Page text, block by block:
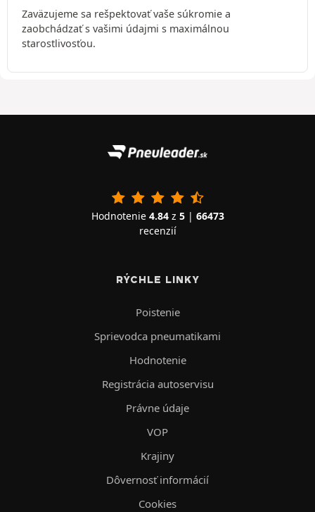
Zaväzujeme sa rešpektovať vaše súkromie a
zaobchádzať s vašimi údajmi s maximálnou
starostlivosťou.
Hodnotenie 4.84z 5| 66473
recenzií
RÝCHLE LINKY
Poistenie
Sprievodca pneumatikami
Hodnotenie
Registrácia autoservisu
Právne údaje
VOP
Krajiny
Dôvernosť informácií
Cookies